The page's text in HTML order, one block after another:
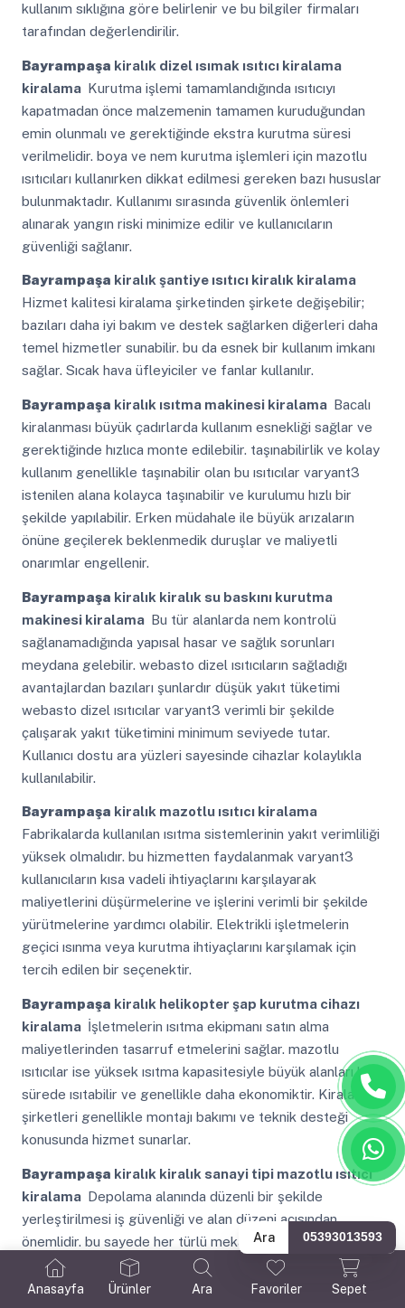
Anasayfa Ürünler Ara Favoriler Sepet
kullanım sıklığına göre belirlenir ve bu bilgiler firmaları
tarafından değerlendirilir.
Bayrampaşa kiralık dizel ısımak ısıtıcı kiralama
kiralama Kurutma işlemi tamamlandığında ısıtıcıyı
kapatmadan önce malzemenin tamamen kuruduğundan
emin olunmalı ve gerektiğinde ekstra kurutma süresi
verilmelidir. boya ve nem kurutma işlemleri için mazotlu
ısıtıcıları kullanırken dikkat edilmesi gereken bazı hususlar
bulunmaktadır. Kullanımı sırasında güvenlik önlemleri
alınarak yangın riski minimize edilir ve kullanıcıların
güvenliği sağlanır.
Bayrampaşa kiralık şantiye ısıtıcı kiralık kiralama
Hizmet kalitesi kiralama şirketinden şirkete değişebilir;
bazıları daha iyi bakım ve destek sağlarken diğerleri daha
temel hizmetler sunabilir. bu da esnek bir kullanım imkanı
sağlar. Sıcak hava üfleyiciler ve fanlar kullanılır.
Bayrampaşa kiralık ısıtma makinesi kiralama Bacalı
kiralanması büyük çadırlarda kullanım esnekliği sağlar ve
gerektiğinde hızlıca monte edilebilir. taşınabilirlik ve kolay
kullanım genellikle taşınabilir olan bu ısıtıcılar varyant3
istenilen alana kolayca taşınabilir ve kurulumu hızlı bir
şekilde yapılabilir. Erken müdahale ile büyük arızaların
önüne geçilerek beklenmedik duruşlar ve maliyetli
onarımlar engellenir.
Bayrampaşa kiralık kiralık su baskını kurutma
makinesi kiralama Bu tür alanlarda nem kontrolü
sağlanamadığında yapısal hasar ve sağlık sorunları
meydana gelebilir. webasto dizel ısıtıcıların sağladığı
avantajlardan bazıları şunlardır düşük yakıt tüketimi
webasto dizel ısıtıcılar varyant3 verimli bir şekilde
çalışarak yakıt tüketimini minimum seviyede tutar.
Kullanıcı dostu ara yüzleri sayesinde cihazlar kolaylıkla
kullanılabilir.
Bayrampaşa kiralık mazotlu ısıtıcı kiralama
Fabrikalarda kullanılan ısıtma sistemlerinin yakıt verimliliği
yüksek olmalıdır. bu hizmetten faydalanmak varyant3
kullanıcıların kısa vadeli ihtiyaçlarını karşılayarak
maliyetlerini düşürmelerine ve işlerini verimli bir şekilde
yürütmelerine yardımcı olabilir. Elektrikli işletmelerin
geçici ısınma veya kurutma ihtiyaçlarını karşılamak için
tercih edilen bir seçenektir.
Bayrampaşa kiralık helikopter şap kurutma cihazı
kiralama İşletmelerin ısıtma ekipmanı satın alma
maliyetlerinden tasarruf etmelerini sağlar. mazotlu
ısıtıcılar ise yüksek ısıtma kapasitesiyle büyük alanları kısa
sürede ısıtabilir ve genellikle daha ekonomiktir. Kiralama
şirketleri genellikle montajı bakımı ve teknik desteği
konusunda hizmet sunarlar.
Bayrampaşa kiralık kiralık sanayi tipi mazotlu ısıtıcı
kiralama Depolama alanında düzenli bir şekilde
yerleştirilmesi iş güvenliği ve alan düzeni açısından
önemlidir. bu sayede her türlü mekana ve kullanım
amacına uygun mazotlu ısıtıcıları kolayca kiralamalarını
sağlıyoruz. Nem kurutma cihazı kiralama hizmetleri
Ara 05393013593